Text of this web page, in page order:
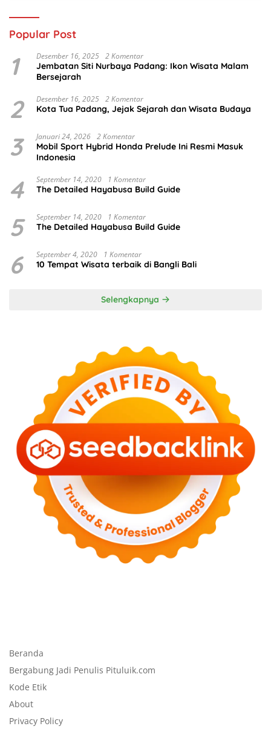
Popular Post
1 Desember 16, 2025 2 Komentar
Jembatan Siti Nurbaya Padang: Ikon Wisata Malam
Bersejarah
2 Desember 16, 2025 2 Komentar
Kota Tua Padang, Jejak Sejarah dan Wisata Budaya
3 Januari 24, 2026 2 Komentar
Mobil Sport Hybrid Honda Prelude Ini Resmi Masuk
Indonesia
4 September 14, 2020 1 Komentar
The Detailed Hayabusa Build Guide
5 September 14, 2020 1 Komentar
The Detailed Hayabusa Build Guide
6 September 4, 2020 1 Komentar
10 Tempat Wisata terbaik di Bangli Bali
Selengkapnya
Beranda
Bergabung Jadi Penulis Pituluik.com
Kode Etik
About
Privacy Policy